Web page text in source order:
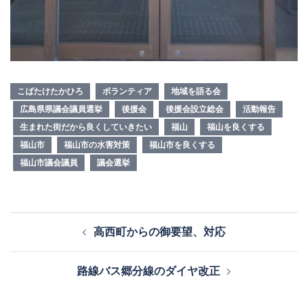
こばたけたかひろ ボランティア
地域を語る会
広島県県議会議員選挙
後援会 後援会設立総会
活動報告
生まれた街だから良くしていきたい
福山
福山を良くする
福山市
福山市の水害対策
福山市を良くする
福山市議会議員
議会選挙
高西町からの御要望、対応
路線バス郷分線のダイヤ改正